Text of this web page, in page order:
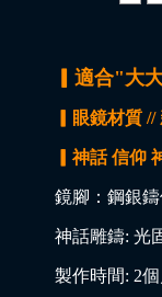
▎適合"大
▎眼鏡材質 //
▎神話 信仰
鏡腳：鋼銀
神話雕鑄: 光
製作時間: 2個